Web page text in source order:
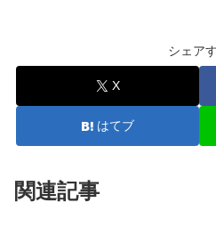
シェア
X
はてブ
関連記事